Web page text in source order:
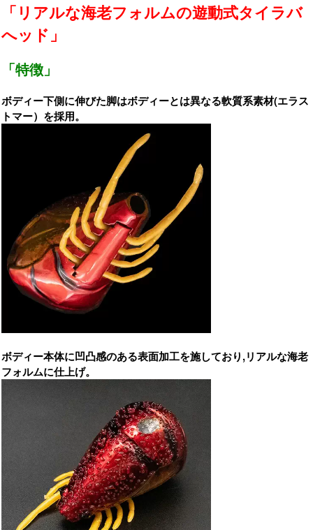
「リアルな海老フォルムの遊動式タイラバ
へッド」
「特徴」
ボディー下側に伸びた脚はボディーとは異なる軟質系素材(エラス
トマー）を採用。
ボディー本体に凹凸感のある表面加工を施しており,リアルな海老
フォルムに仕上げ。